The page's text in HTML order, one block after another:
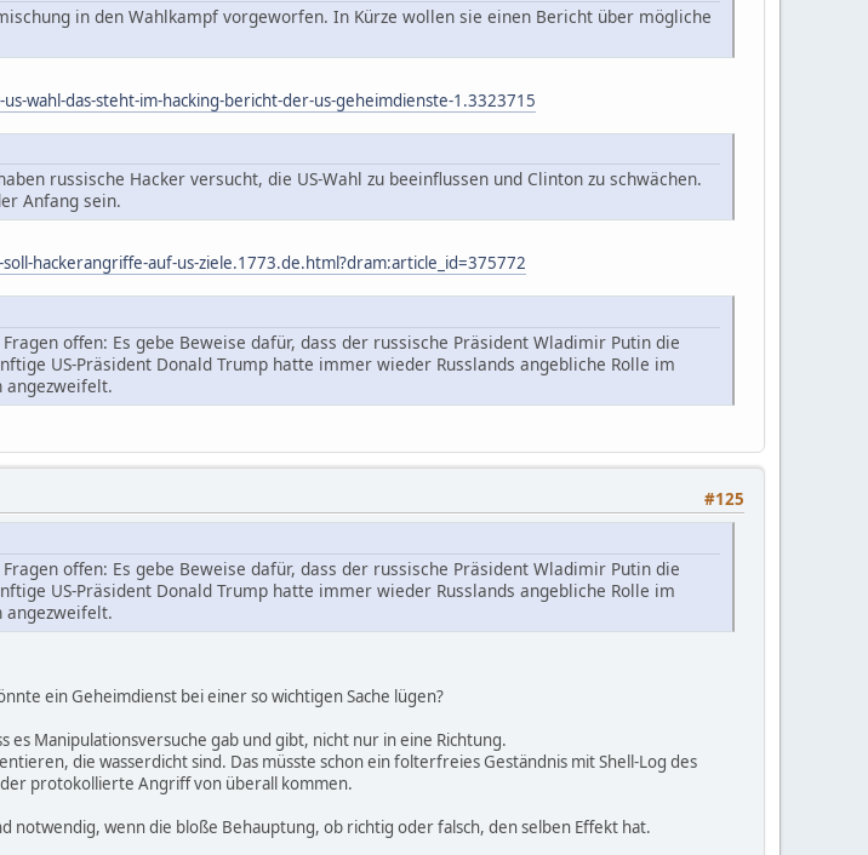
in den Wahlkampf vorgeworfen. In Kürze wollen sie einen Bericht über mögliche
wahl-das-steht-im-hacking-bericht-der-us-geheimdienste-1.3323715
russische Hacker versucht, die US-Wahl zu beeinflussen und Clinton zu schwächen.
Anfang sein.
hackerangriffe-auf-us-ziele.1773.de.html?dram:article_id=375772
offen: Es gebe Beweise dafür, dass der russische Präsident Wladimir Putin die
US-Präsident Donald Trump hatte immer wieder Russlands angebliche Rolle im
angezweifelt.
#125
offen: Es gebe Beweise dafür, dass der russische Präsident Wladimir Putin die
US-Präsident Donald Trump hatte immer wieder Russlands angebliche Rolle im
angezweifelt.
ein Geheimdienst bei einer so wichtigen Sache lügen?
es Manipulationsversuche gab und gibt, nicht nur in eine Richtung.
die wasserdicht sind. Das müsste schon ein folterfreies Geständnis mit Shell-Log des
protokollierte Angriff von überall kommen.
notwendig, wenn die bloße Behauptung, ob richtig oder falsch, den selben Effekt hat.